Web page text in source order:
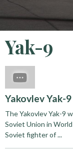
Yak-9
Yakovlev Yak-9
The Yakovlev Yak-9
Soviet Union in
Soviet fighter of ...